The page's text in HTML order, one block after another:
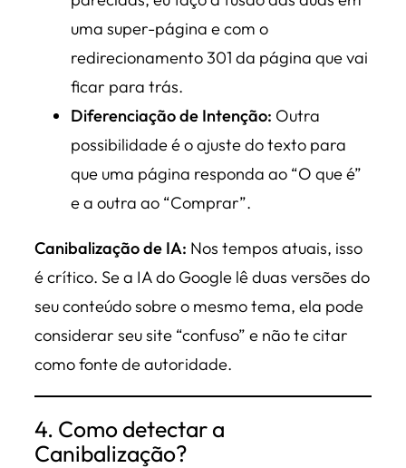
uma super-página e com o
redirecionamento 301 da página que vai
ficar para trás.
Diferenciação de Intenção: Outra
possibilidade é o ajuste do texto para
que uma página responda ao “O que é”
e a outra ao “Comprar”.
Canibalização de IA: Nos tempos atuais, isso
é crítico. Se a IA do Google lê duas versões do
seu conteúdo sobre o mesmo tema, ela pode
considerar seu site “confuso” e não te citar
como fonte de autoridade.
4. Como detectar a
Canibalização?